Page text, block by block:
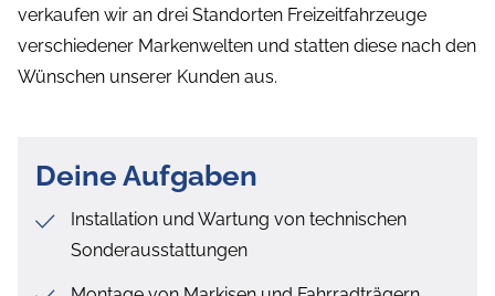
verkaufen wir an drei Standorten Freizeitfahrzeuge
verschiedener Markenwelten und statten diese nach den
Wünschen unserer Kunden aus.
Deine Aufgaben
Installation und Wartung von technischen
Sonderausstattungen